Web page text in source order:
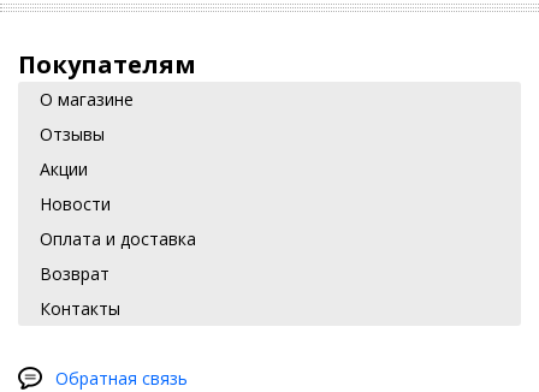
Покупателям
О магазине
Отзывы
Акции
Новости
Оплата и доставка
Возврат
Контакты
Обратная связь